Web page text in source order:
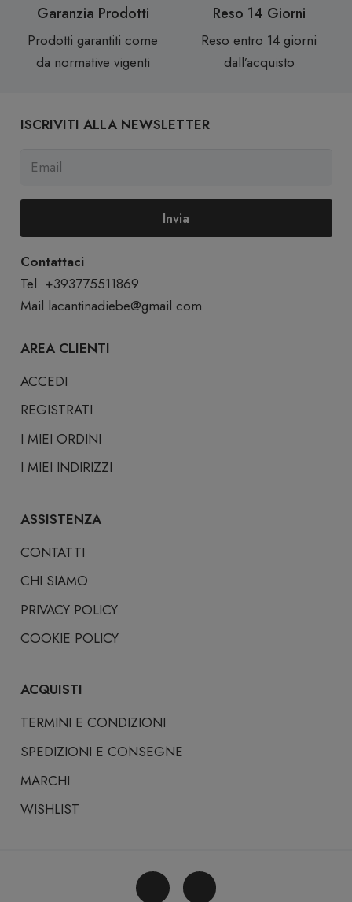
Garanzia Prodotti
Prodotti garantiti come
da normative vigenti
Reso 14 Giorni
Reso entro 14 giorni
dall’acquisto
ISCRIVITI ALLA NEWSLETTER
Invia
Contattaci
Tel. +393775511869
Mail lacantinadiebe@gmail.com
AREA CLIENTI
ACCEDI
REGISTRATI
I MIEI ORDINI
I MIEI INDIRIZZI
ASSISTENZA
CONTATTI
CHI SIAMO
PRIVACY POLICY
COOKIE POLICY
ACQUISTI
TERMINI E CONDIZIONI
SPEDIZIONI E CONSEGNE
MARCHI
WISHLIST